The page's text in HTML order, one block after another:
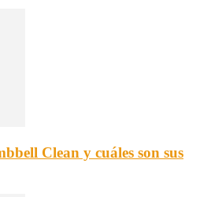
Clean y cuáles son sus